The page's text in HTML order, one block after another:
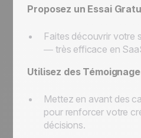
Proposez un Essai
Faites découvrir votre
— très efficace en
Utilisez des
Mettez en avant des
pour renforcer votre
décisions.